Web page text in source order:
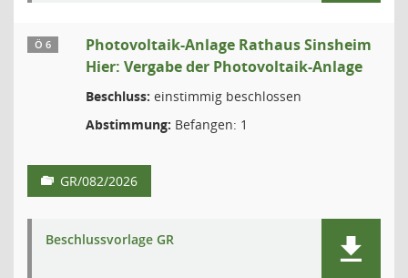
Ö 6
Photovoltaik-Anlage Rathaus Sinsheim
Hier: Vergabe der Photovoltaik-Anlage
Beschluss: einstimmig beschlossen
Abstimmung: Befangen: 1
GR/082/2026
Beschlussvorlage GR